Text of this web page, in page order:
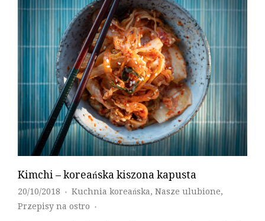
Kimchi – koreańska kiszona kapusta
20/10/2018 ♦ Kuchnia koreańska, Nasze ulubione,
Przepisy na ostro
♦